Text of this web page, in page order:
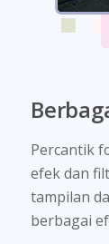
Percantik
efek dan
tampilan
berbagai